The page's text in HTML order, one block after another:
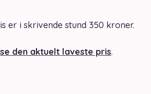
er i skrivende stund 350 kroner.
den aktuelt laveste pris.